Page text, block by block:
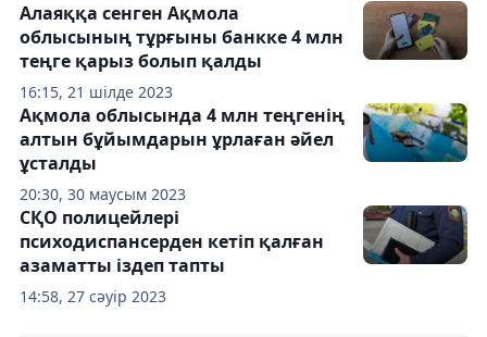
16:15, 21 шілде 2023
Алаяққа сенген Ақмола
облысының тұрғыны банкке 4 млн
теңге қарыз болып қалды
20:30, 30 маусым 2023
Ақмола облысында 4 млн теңгенің
алтын бұйымдарын ұрлаған әйел
ұсталды
14:58, 27 сәуір 2023
СҚО полицейлері
психодиспансерден кетіп қалған
азаматты іздеп тапты